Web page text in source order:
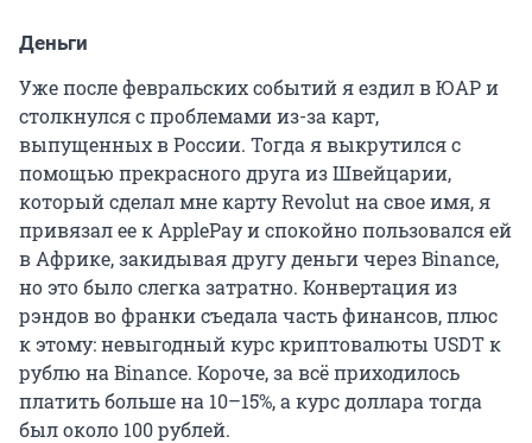
Деньги
Уже после февральских событий я ездил в ЮАР и
столкнулся с проблемами из-за карт,
выпущенных в России. Тогда я выкрутился с
помощью прекрасного друга из Швейцарии,
который сделал мне карту Revolut на свое имя, я
привязал ее к ApplePay и спокойно пользовался ей
в Африке, закидывая другу деньги через Binance,
но это было слегка затратно. Конвертация из
рэндов во франки съедала часть финансов, плюс
к этому: невыгодный курс криптовалюты USDT к
рублю на Binance. Короче, за всё приходилось
платить больше на 10–15%, а курс доллара тогда
был около 100 рублей.